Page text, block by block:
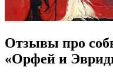
Отзывы про
«Орфей и